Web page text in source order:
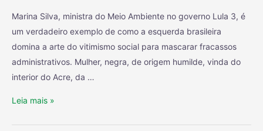
Marina Silva, ministra do Meio Ambiente no governo Lula 3, é
um verdadeiro exemplo de como a esquerda brasileira
domina a arte do vitimismo social para mascarar fracassos
administrativos. Mulher, negra, de origem humilde, vinda do
interior do Acre, da …
Leia mais »